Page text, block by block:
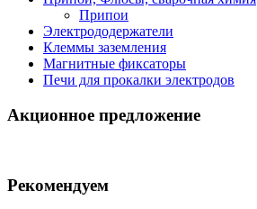
Припои
Электрододержатели
Клеммы заземления
Магнитные фиксаторы
Печи для прокалки электродов
Акционное предложение
Рекомендуем